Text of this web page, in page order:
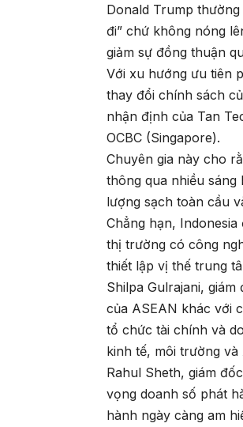
Donald Trump
đi” chứ không nóng
giảm sự đồng thuận
Với xu hướng ưu tiên
thay đổi chính sách
nhận định của Tan
OCBC (Singapore).
Chuyên gia này cho
thông qua nhiều
lượng sạch toàn cầu
Chẳng hạn,
thị trường có công
thiết lập vị thế trung
Shilpa Gulrajani,
của ASEAN khác với
tổ chức tài chính và
kinh tế, môi trường và
Rahul Sheth, giám
vọng doanh số phát
hành ngày càng am